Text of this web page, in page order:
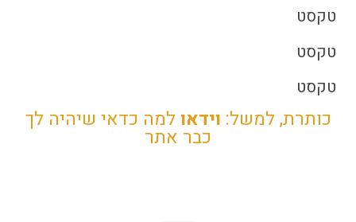
טקסט
טקסט
טקסט
כותרת, למשל: וידאו למה כדאי שיהיה לך
כבר אתר